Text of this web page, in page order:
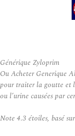
Générique Zyloprim
Ou Acheter Generique
pour traiter la goutte et
ou l’urine causées par
Note 4.3 étoiles, basé sur